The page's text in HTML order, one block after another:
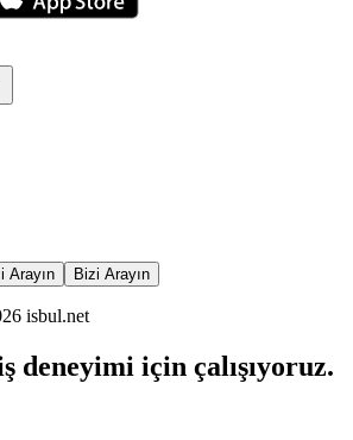
Arayın Bizi Arayın
isbul.net
deneyimi için çalışıyoruz.